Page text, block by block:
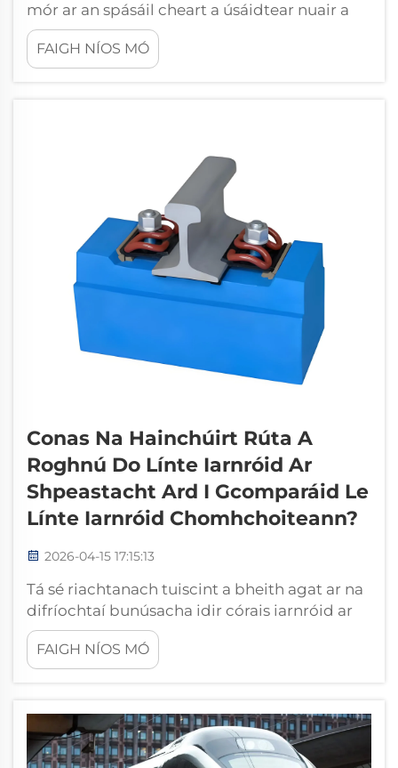
mór ar an spásáil cheart a úsáidtear nuair a
shuiteáiltear na hainchúirt rúta, a bhfuil siad
mar chomhpháirteanna criticiúla chun an
gaig a chaomhnú agus gluaiseacht an rúta a
FAIGH NÍOS MÓ
Conas Na Hainchúirt Rúta A
Roghnú Do Línte Iarnróid Ar
Shpeastacht Ard I Gcomparáid Le
Línte Iarnróid Chomhchoiteann?
2026-04-15 17:15:13
Tá sé riachtanach tuiscint a bheith agat ar na
difríochtaí bunúsacha idir córais iarnróid ar
shpeastacht ard agus córais iarnróid
chomhchoiteann chun na hainchúirt rúta
oiriúnacha a roghnú do fheidhmeanna
mar chomhpháirteanna criticiúla a
shábháilteann na rúití leis na sliabhraí agus...
FAIGH NÍOS MÓ